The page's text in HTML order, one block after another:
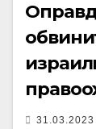
31.03.2023